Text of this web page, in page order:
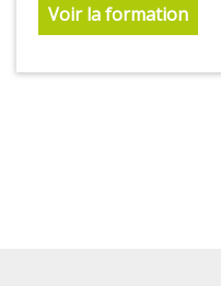
Voir la formation